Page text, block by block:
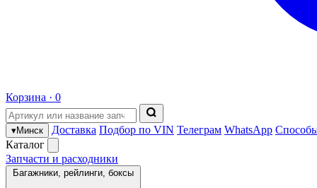
Корзина · 0
▾Минск Доставка Подбор по VIN Телеграм WhatsApp
Каталог
Запчасти и расходники
Багажники, рейлинги, боксы